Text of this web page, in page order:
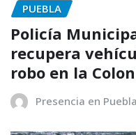
PUEBLA
Policía
recupera
robo en la
Presencia en Puebla